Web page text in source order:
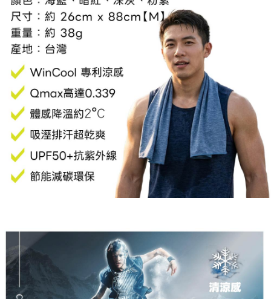
【注意事項】
１．透過由恩沛科技股份有限公司提供之「AFTEE先享後付」服務完成之交
易，需依本服務之必要範圍內提供個人資料，並將交易相關給付款項請求債
權轉讓予恩沛科技股份有限公司。
２．關於個人資料處理事宜，請瀏覽以下網址：
https://aftee.tw/terms/#terms3
３．未成年的使用者請事先徵得法定代理人或監護人之同意方可使用
「AFTEE先享後付」，若未經同意申辦者引起之損失，本公司不負相關責
任。
４．使用「AFTEE先享後付」時，將依據個別帳號之用戶狀況，依本公司即
時審查核予不同之上限額度；若仍有額度不足之情形，本公司將視審查結果
請求用戶進行身份認證。
５．嚴禁一人註冊多個帳號或使用他人資訊註冊。若發現惡意使用之情形，
恩沛科技股份有限公司將有權停止該用戶之使用額度並採取法律行動。